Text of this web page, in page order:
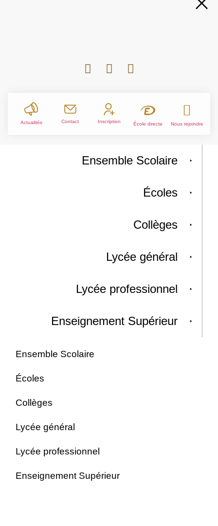
Actualités Contact Inscription École directe Nous rejoindre
Ensemble Scolaire
Écoles
Collèges
Lycée général
Lycée professionnel
Enseignement Supérieur
Ensemble Scolaire
Écoles
Collèges
Lycée général
Lycée professionnel
Enseignement Supérieur